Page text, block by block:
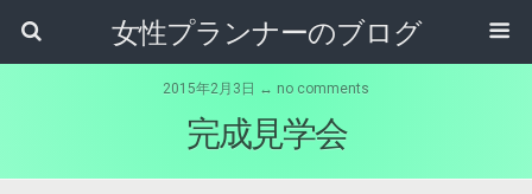
女性プランナーのブログ
2015年2月3日 ↔ no comments
完成見学会